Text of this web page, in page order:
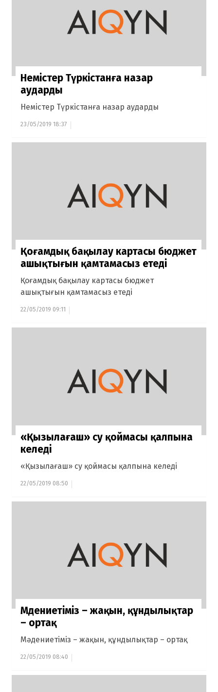
Немістер Түркістанға назар
аударды
Немістер Түркістанға назар аударды
23/05/2019 18:37
Қоғамдық бақылау картасы бюджет
ашықтығын қамтамасыз етеді
Қоғамдық бақылау картасы бюджет
ашықтығын қамтамасыз етеді
22/05/2019 09:11
«Қызылағаш» су қоймасы қалпына
келеді
«Қызылағаш» су қоймасы қалпына келеді
22/05/2019 08:50
Мәдениетіміз – жақын, құндылықтар
– ортақ
Мәдениетіміз – жақын, құндылықтар – ортақ
22/05/2019 08:40